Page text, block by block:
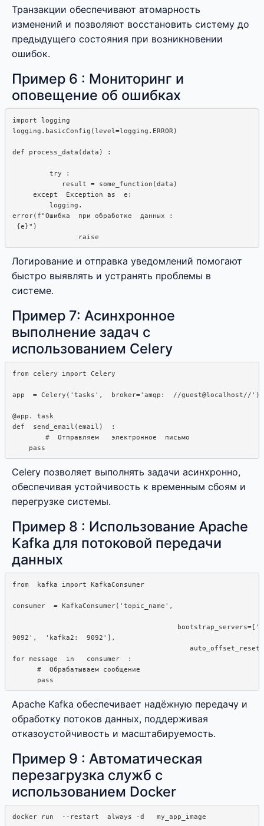
Транзакции обеспечивают атомарность
изменений и позволяют восстановить систему до
предыдущего состояния при возникновении
ошибок.
Пример 6 : Мониторинг и
оповещение об ошибках
import logging
logging.basicConfig(level=logging.ERROR)
def process_data(data) :
         try :
            result = some_function(data)
     except  Exception as  e:
         logging.
error(f"Ошибка  при обработке  данных :
{e}")
Логирование и отправка уведомлений помогают
быстро выявлять и устранять проблемы в
системе.
Пример 7: Асинхронное
выполнение задач с
использованием Celery
from celery import Celery
app  = Celery('tasks',  broker='amqp:  //guest@localhost//')
@app. task
def  send_email(email)  :
        #  Отправляем   электронное  письмо
Celery позволяет выполнять задачи асинхронно,
обеспечивая устойчивость к временным сбоям и
перегрузке системы.
Пример 8 : Использование Apache
Kafka для потоковой передачи
данных
from  kafka import KafkaConsumer
consumer  = KafkaConsumer('topic_name',
9092',  'kafka2:  9092'],
for message  in   consumer  :
      #  Обрабатываем сообщение
Apache Kafka обеспечивает надёжную передачу и
обработку потоков данных, поддерживая
отказоустойчивость и масштабируемость.
Пример 9 : Автоматическая
перезагрузка служб с
использованием Docker